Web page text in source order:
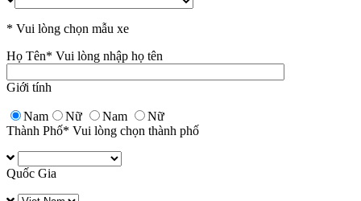
* Vui lòng chọn mẫu xe
Họ Tên* Vui lòng nhập họ tên
Giới tính
Nam Nữ Nam
Nữ
Thành Phố* Vui lòng chọn thành phố
Quốc Gia